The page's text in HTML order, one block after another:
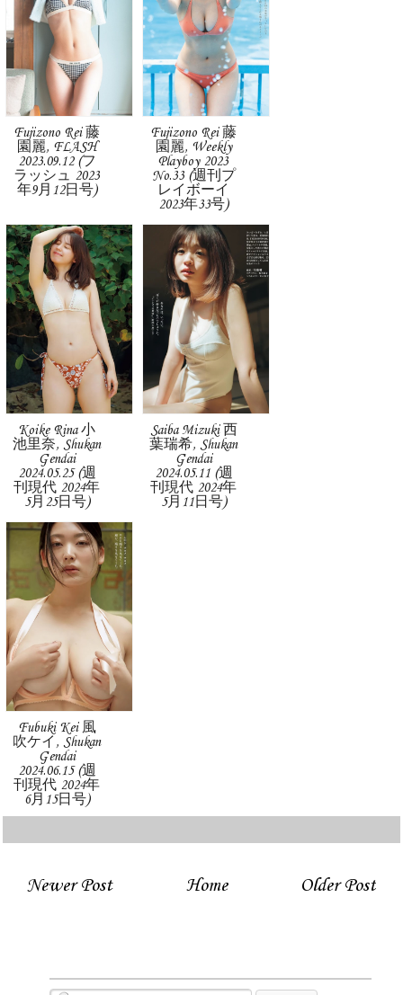
Fujizono Rei 藤
園麗, FLASH
2023.09.12 (フ
ラッシュ 2023
年9月12日号)
Fujizono Rei 藤
園麗, Weekly
Playboy 2023
No.33 (週刊プ
レイボーイ
2023年33号)
Koike Rina 小
池里奈, Shukan
Gendai
2024.05.25 (週
刊現代 2024年
5月25日号)
Saiba Mizuki 西
葉瑞希, Shukan
Gendai
2024.05.11 (週
刊現代 2024年
5月11日号)
Fubuki Kei 風
吹ケイ, Shukan
Gendai
2024.06.15 (週
刊現代 2024年
6月15日号)
Newer Post Older Post
Home